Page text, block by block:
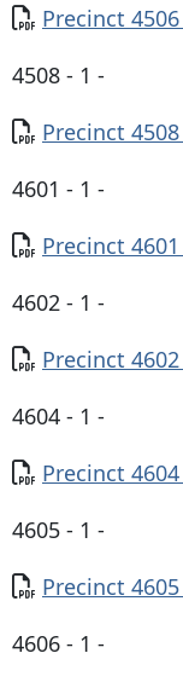
Documento
Precinct
4508 - 1 -
Documento
Precinct
4601 - 1 -
Documento
Precinct
4602 - 1 -
Documento
Precinct
4604 - 1 -
Documento
Precinct
4605 - 1 -
Documento
Precinct
4606 - 1 -